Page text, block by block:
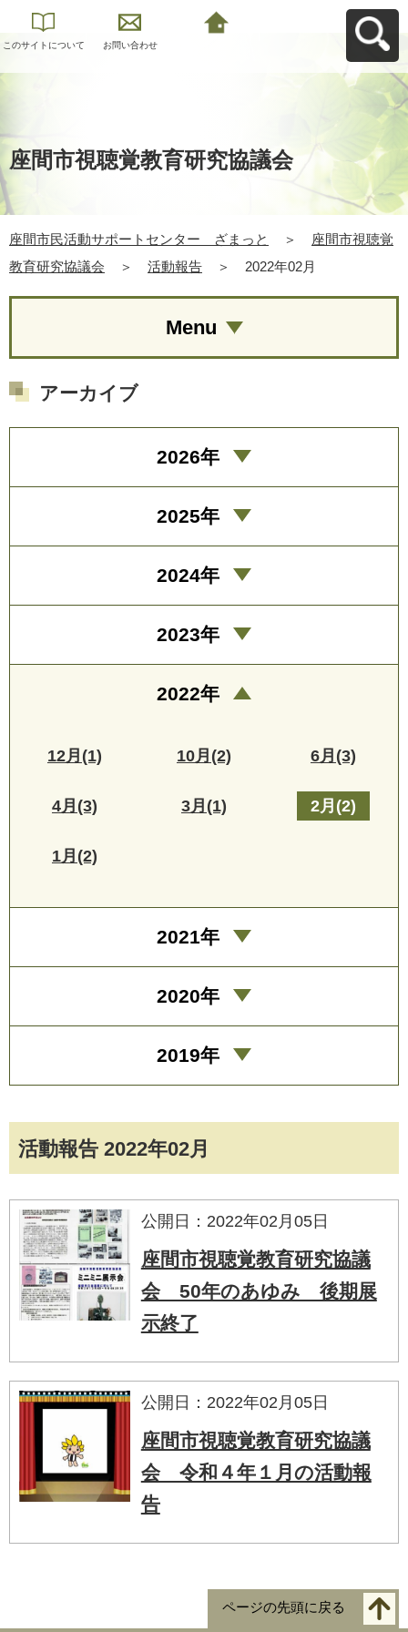
このサイトについて お問い合わせ
座間市視聴覚教育研究協議会
座間市民活動サポートセンター ざまっと ＞
座間市視聴覚
教育研究協議会
＞ 活動報告 ＞ 2022年02月
活動報告 2022年02月
公開日：2022年02月05日
座間市視聴覚教育研究協議
会 50年のあゆみ 後期展
示終了
公開日：2022年02月05日
座間市視聴覚教育研究協議
会 令和４年１月の活動報
告
Menu
アーカイブ
2026年
2025年
2024年
2023年
2022年
12月(1) 10月(2) 6月(3)
4月(3) 3月(1) 2月(2)
1月(2)
2021年
2020年
2019年
ページの先頭に戻る